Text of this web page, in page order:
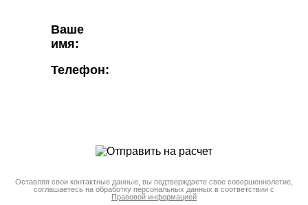
Ваше
имя:
Телефон:
Оставляя свои контактные данные, вы подтверждаете свое совершеннолетие,
соглашаетесь на обработку персональных данных в соответствии с
Правовой информацией